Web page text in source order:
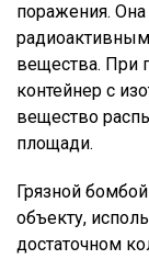
поражения. Она
вещества. При
контейнер с
вещество
площади.
Грязной
объекту,
достаточном